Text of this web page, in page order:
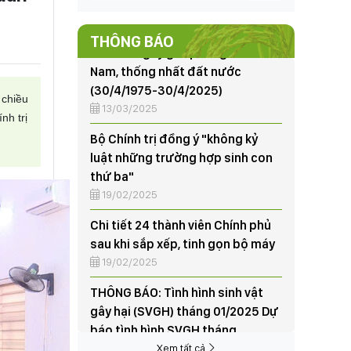
trị
THÔNG BÁO
(30/4/1975-30/4/2025)
13/03/2025
Bộ Chính trị đồng ý "không kỷ
luật những trường hợp sinh con
thứ ba"
19/02/2025
Chi tiết 24 thành viên Chính phủ
sau khi sắp xếp, tinh gọn bộ máy
19/02/2025
THÔNG BÁO: Tình hình sinh vật
gây hại (SVGH) tháng 01/2025 Dự
báo tình hình SVGH tháng
02/2025
07/02/2025
95 năm thành lập và những dấu
Xem tất cả